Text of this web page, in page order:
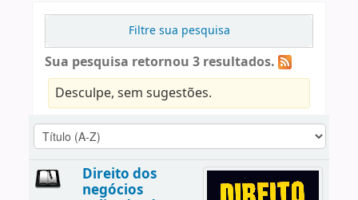
Filtre sua pesquisa
Sua pesquisa retornou 3 resultados.
Desculpe, sem sugestões.
Direito dos
negócios